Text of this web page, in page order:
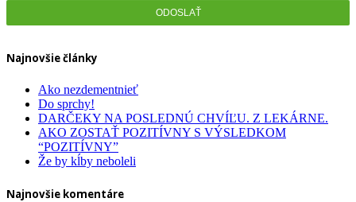
Najnovšie články
Ako nezdementnieť
Do sprchy!
DARČEKY NA POSLEDNÚ CHVÍĽU. Z LEKÁRNE.
AKO ZOSTAŤ POZITÍVNY S VÝSLEDKOM
“POZITÍVNY”
Že by kĺby neboleli
Najnovšie komentáre